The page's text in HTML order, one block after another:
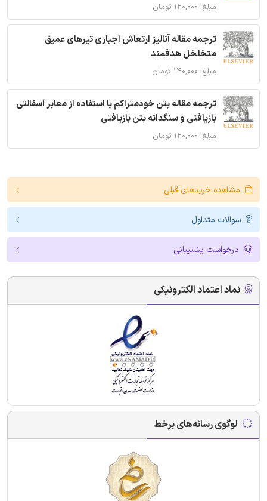
مبلغ: ۱۲۰,۰۰۰ تومان
ترجمه مقاله آنالیز ارتعاش اجباری تیرهای عمیق
متخلخل هدفمند
مبلغ: ۱۴۰,۰۰۰ تومان
ترجمه مقاله بتن خودمتراکم با استفاده از معابر آسفالتی
بازیافتی و سنگدانه بتن بازیافتی
مبلغ: ۱۲۰,۰۰۰ تومان
مشاهده خریدهای قبلی
سوالات متداول
درخواست پشتیبانی
نماد اعتماد الکترونیکی
لوگوی رسانه‌های برخط